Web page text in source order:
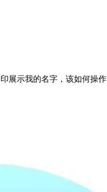
展示我的名字，该如何操作